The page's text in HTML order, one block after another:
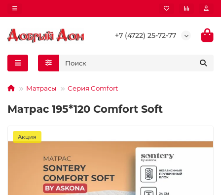
+7 (4722) 25-72-77
Матрасы Серия Comfort
Матрас 195*120 Comfort Soft
Акция